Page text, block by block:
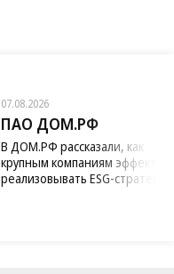
07.08.2026
ПАО ДОМ.РФ
В ДОМ.РФ рассказали, как
крупным компаниям
реализовывать ESG-стратегию